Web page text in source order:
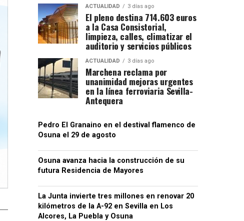
ACTUALIDAD 3 días ago
El pleno destina 714.603 euros
a la Casa Consistorial,
limpieza, calles, climatizar el
auditorio y servicios públicos
ACTUALIDAD 3 días ago
Marchena reclama por
unanimidad mejoras urgentes
en la línea ferroviaria Sevilla-
Antequera
Pedro El Granaino en el destival flamenco de
Osuna el 29 de agosto
Osuna avanza hacia la construcción de su
futura Residencia de Mayores
La Junta invierte tres millones en renovar 20
kilómetros de la A-92 en Sevilla en Los
Alcores, La Puebla y Osuna